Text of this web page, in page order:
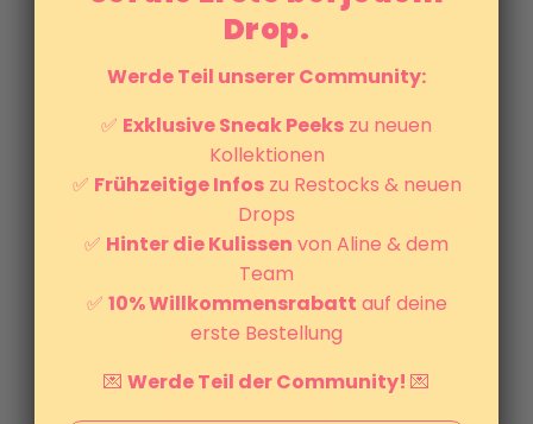
Wieso
StrawberrySlime?
Andere Slimes
Drop.
Werde Teil unserer Community:
✅ Exklusive Sneak Peeks zu neuen
Kollektionen
✅ Frühzeitige Infoszu Restocks & neuen
Drops
✅ Hinter die Kulissen von Aline & dem
Team
✅ 10% Willkommensrabatt auf deine
erste Bestellung
💌 Werde Teil der Community! 💌